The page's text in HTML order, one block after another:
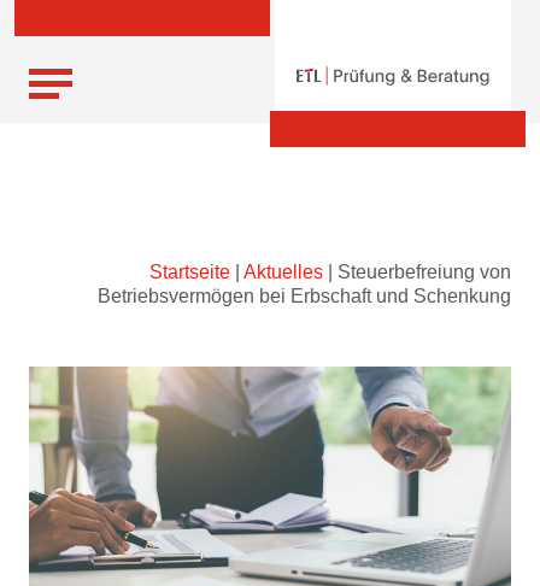
Startseite Aktuelles
Steuerbefreiung von
Betriebsvermögen bei Erbschaft und Schenkung